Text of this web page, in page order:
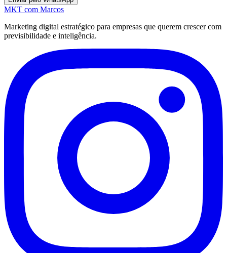
MKT com Marcos
Marketing digital estratégico para empresas que querem crescer com
previsibilidade e inteligência.